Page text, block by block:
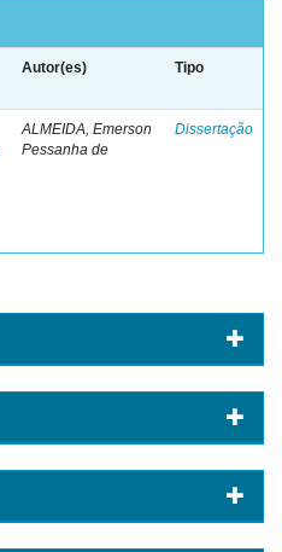
Autor(es) Tipo
ALMEIDA, Emerson
Pessanha de
Dissertação